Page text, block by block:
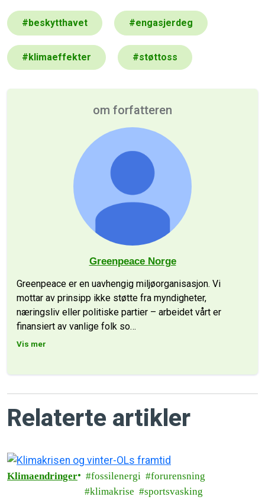
#beskytthavet #engasjerdeg
#klimaeffekter #støttoss
om forfatteren
Greenpeace Norge
Greenpeace er en uavhengig miljøorganisasjon. Vi
mottar av prinsipp ikke støtte fra myndigheter,
næringsliv eller politiske partier – arbeidet vårt er
finansiert av vanlige folk so…
Vis mer
Relaterte artikler
Klimaendringer fossilenergi
forurensning
klimakrise
sportsvasking